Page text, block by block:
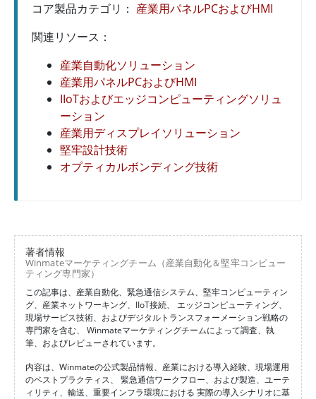
コア製品カテゴリ： 産業用パネルPCおよびHMI
関連リソース：
産業自動化ソリューション
産業用パネルPCおよびHMI
IIoTおよびエッジコンピューティングソリュ
ーション
産業用ディスプレイソリューション
堅牢設計技術
オプティカルボンディング技術
著者情報
Winmateマーケティングチーム（産業自動化＆堅牢コンピュー
ティング専門家）
この記事は、産業自動化、緊急通信システム、堅牢コンピューティン
グ、産業ネットワーキング、IIoT接続、 エッジコンピューティング、
現場サービス技術、およびデジタルトランスフォーメーション戦略の
専門家を含む、 Winmateマーケティングチームによって調査、執
筆、およびレビューされています。
内容は、Winmateの公式製品情報、産業における導入経験、現場運用
のベストプラクティス、 緊急通信ワークフロー、および製造、ユーテ
ィリティ、輸送、重要インフラ環境における 実際の導入シナリオに基